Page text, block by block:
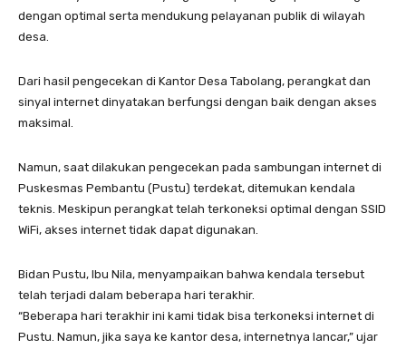
dengan optimal serta mendukung pelayanan publik di wilayah
desa.
Dari hasil pengecekan di Kantor Desa Tabolang, perangkat dan
sinyal internet dinyatakan berfungsi dengan baik dengan akses
maksimal.
Namun, saat dilakukan pengecekan pada sambungan internet di
Puskesmas Pembantu (Pustu) terdekat, ditemukan kendala
teknis. Meskipun perangkat telah terkoneksi optimal dengan SSID
WiFi, akses internet tidak dapat digunakan.
Bidan Pustu, Ibu Nila, menyampaikan bahwa kendala tersebut
telah terjadi dalam beberapa hari terakhir.
“Beberapa hari terakhir ini kami tidak bisa terkoneksi internet di
Pustu. Namun, jika saya ke kantor desa, internetnya lancar,” ujar